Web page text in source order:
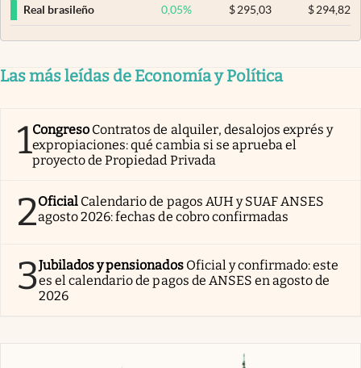
Real brasileño 0,05% $ 295,03 $294,82
Las más leídas de Economía y Política
1Congreso Contratos de alquiler, desalojos exprés y
expropiaciones: qué cambia si se aprueba el
proyecto de Propiedad Privada
2Oficial Calendario de pagos AUH y SUAF ANSES
agosto 2026: fechas de cobro confirmadas
3Jubilados y pensionados Oficial y confirmado: este
es el calendario de pagos de ANSES en agosto de
2026